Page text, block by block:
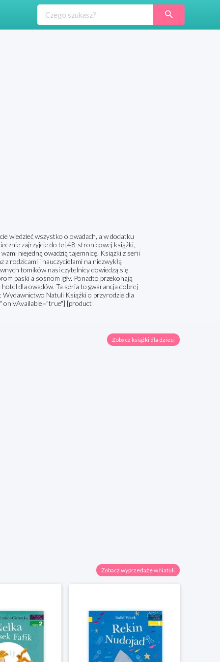
wiedzieć wszystko o owadach, a w dodatku
zajrzyjcie do tej 48-stronicowej książki,
niejedną owadzią tajemnicę. Książki z serii
rodzicami i nauczycielami na niezwykłą
tomików nasi czytelnicy dowiedzą się
paski a sosnom igły. Ponadto przekonają
dla owadów. Ta seria to gwarancja dobrej
Natuli Książki o przyrodzie dla
[product
Zobacz książki dla dzieci
Zobacz wyprzedaże w Natuli